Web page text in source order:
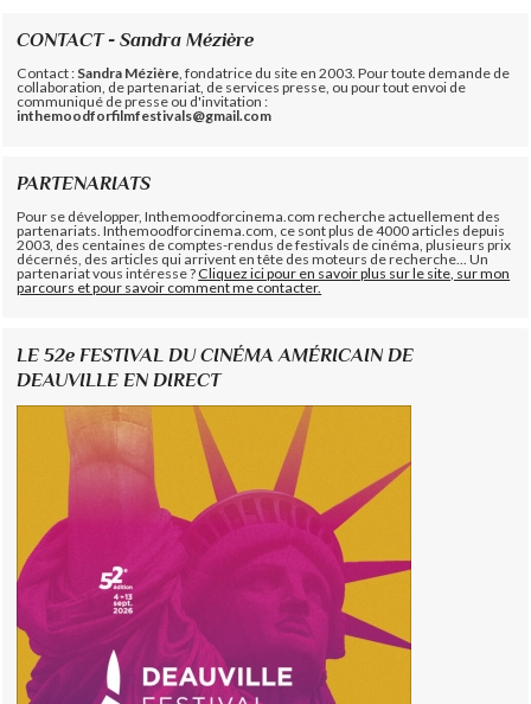
CONTACT - Sandra Mézière
Contact : Sandra Mézière , fondatrice du site en 2003. Pour toute demande de
collaboration, de partenariat, de services presse, ou pour tout envoi de
communiqué de presse ou d'invitation :
inthemoodforfilmfestivals@gmail.com
PARTENARIATS
Pour se développer, Inthemoodforcinema.com recherche actuellement des
partenariats. Inthemoodforcinema.com, ce sont plus de 4000 articles depuis
2003, des centaines de comptes-rendus de festivals de cinéma, plusieurs prix
décernés, des articles qui arrivent en tête des moteurs de recherche... Un
partenariat vous intéresse ?Cliquez ici pour en savoir plus sur le site, sur mon
parcours et pour savoir comment me contacter.
LE 52e FESTIVAL DU CINÉMA AMÉRICAIN DE
DEAUVILLE EN DIRECT